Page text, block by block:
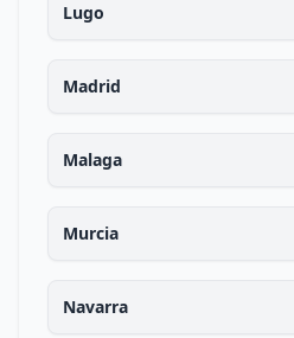
Lugo
Madrid
Malaga
Murcia
Navarra